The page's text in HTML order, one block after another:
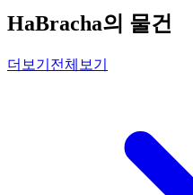
HaBracha의 물건
더보기 전체보기